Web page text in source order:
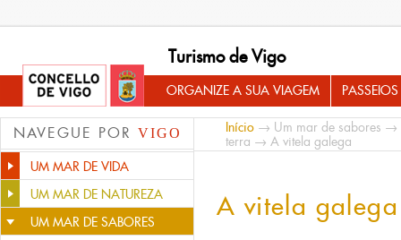
Turismo de Vigo
ORGANIZE A SUA VIAGEM
NAVEGUE POR VIGO
UM MAR DE VIDA
UM MAR DE NATUREZA
UM MAR DE SABORES
Início → Um mar de sabores →
terra → A vitela galega
A vitela galega